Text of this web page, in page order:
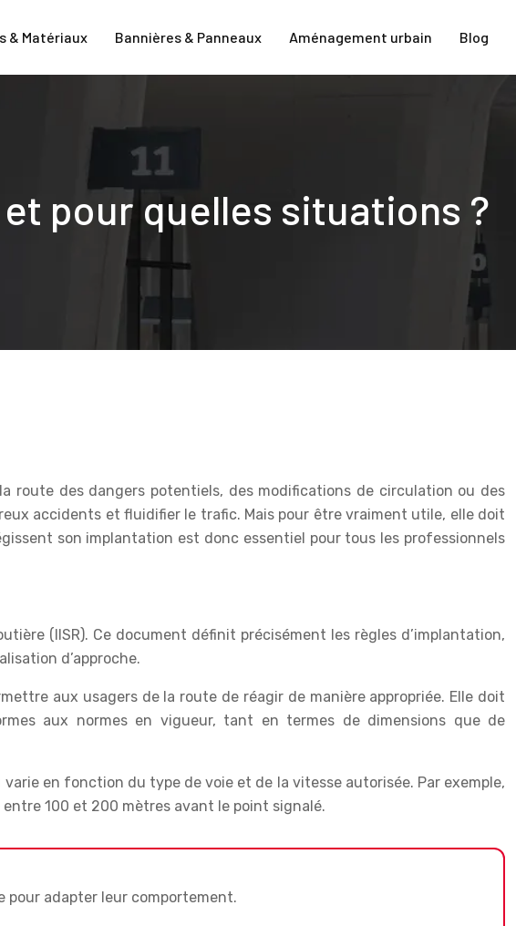
& Matériaux Bannières & Panneaux Aménagement urbain Blog
pour quelles situations ?
route des dangers potentiels, des modifications de circulation ou des
accidents et fluidifier le trafic. Mais pour être vraiment utile, elle doit
son implantation est donc essentiel pour tous les professionnels
(IISR). Ce document définit précisément les règles d’implantation,
d’approche.
aux usagers de la route de réagir de manière appropriée. Elle doit
aux normes en vigueur, tant en termes de dimensions que de
en fonction du type de voie et de la vitesse autorisée. Par exemple,
100 et 200 mètres avant le point signalé.
pour adapter leur comportement.